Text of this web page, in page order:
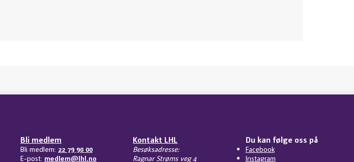
Bli medlem
Bli medlem: 22 79 90 00
E-post: medlem@lhl.no
Kontakt LHL
Besøksadresse:
Ragnar Strøms veg 4
Du kan følge oss på
Facebook
Instagram